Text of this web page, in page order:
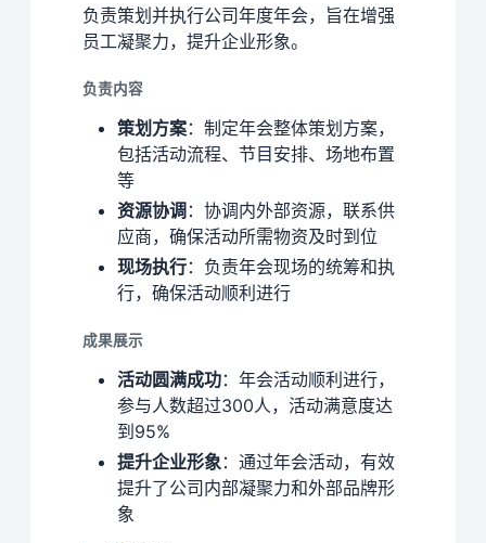
负责策划并执行公司年度年会，旨在增强
员工凝聚力，提升企业形象。
负责内容
策划方案：制定年会整体策划方案，
包括活动流程、节目安排、场地布置
等
资源协调 ：协调内外部资源，联系供
应商，确保活动所需物资及时到位
现场执行：负责年会现场的统筹和执
行，确保活动顺利进行
成果展示
活动圆满成功：年会活动顺利进行，
参与人数超过300人，活动满意度达
到95%
提升企业形象：通过年会活动，有效
提升了公司内部凝聚力和外部品牌形
象